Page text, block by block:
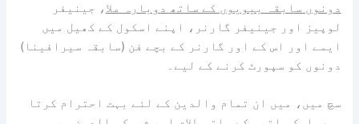
دونوں سابقہ ​​بیویوں کے ساتھ دوبارہ ملا ، جینیفر
لوپیز اور جینیفر گارنر، اپنے اسکول کے کھیل میں
ایمے اور اس کے اور گارنر کے بچے فن (سابقہ ​​سیرافینا)
دونوں کو سپورٹ کرنے کے لیے۔
سچ میں، میں ان تمام والدین کے لئے بہت احترام کرتا